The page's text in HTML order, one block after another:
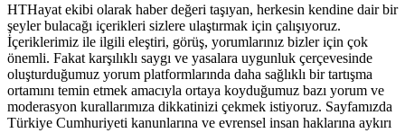
HTHayat ekibi olarak haber değeri taşıyan, herkesin kendine dair bir
şeyler bulacağı içerikleri sizlere ulaştırmak için çalışıyoruz.
İçeriklerimiz ile ilgili eleştiri, görüş, yorumlarınız bizler için çok
önemli. Fakat karşılıklı saygı ve yasalara uygunluk çerçevesinde
oluşturduğumuz yorum platformlarında daha sağlıklı bir tartışma
ortamını temin etmek amacıyla ortaya koyduğumuz bazı yorum ve
moderasyon kurallarımıza dikkatinizi çekmek istiyoruz. Sayfamızda
Türkiye Cumhuriyeti kanunlarına ve evrensel insan haklarına aykırı